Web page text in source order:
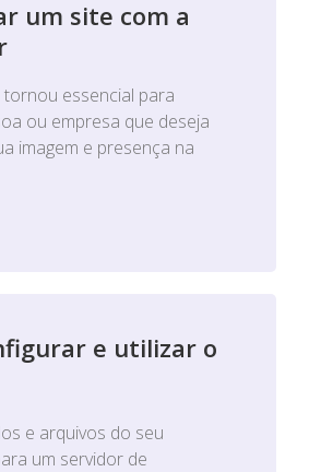
um site com a
essencial para
ou empresa que deseja
imagem e presença na
e utilizar o
e arquivos do seu
um servidor de